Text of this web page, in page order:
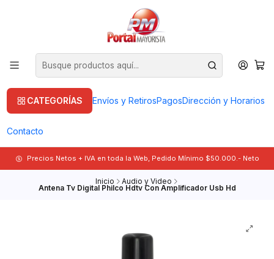
CATEGORÍAS Envíos y RetirosPagosDirección y Horarios
Contacto
Precios Netos + IVA en toda la Web, Pedido Mínimo $50.000.- Neto
Inicio Audio y Video
Antena Tv Digital Philco Hdtv Con Amplificador Usb Hd